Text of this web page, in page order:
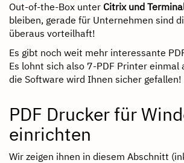
Out-of-the-Box unter Citrix und
bleiben, gerade für Unternehmen sind
überaus vorteilhaft!
Es gibt noch weit mehr interessante
Es lohnt sich also 7-PDF Printer einmal
die Software wird Ihnen sicher gefallen!
PDF Drucker für
einrichten
Wir zeigen ihnen in diesem Abschnitt